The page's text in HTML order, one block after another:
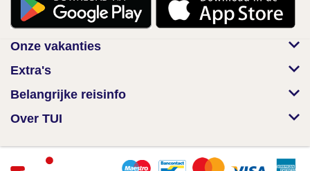
Onze vakanties
Extra's
Belangrijke reisinfo
Over TUI